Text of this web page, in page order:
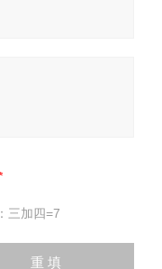
三加四=7